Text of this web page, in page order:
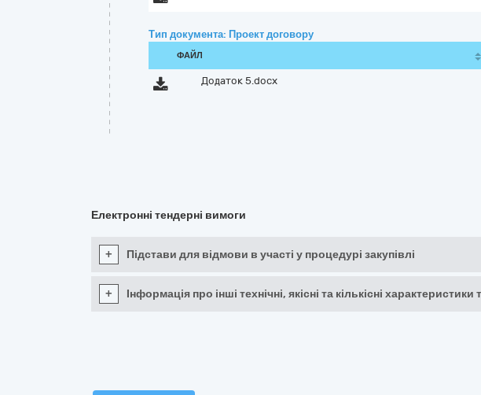
Тип документа: Проект договору
ФАЙЛ
Додаток 5.docx
Електронні тендерні вимоги
+ Підстави для відмови в участі у процедурі закупівлі
+ Інформація про інші технічні, якісні та кількісні